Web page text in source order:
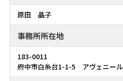
原田 晶子
事務所所在地
183-0011
府中市白糸台1-1-5 アヴェニー